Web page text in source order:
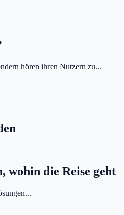
hören ihren Nutzern zu...
wohin die Reise geht